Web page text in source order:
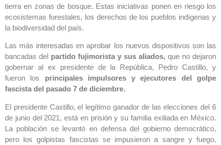
tierra en zonas de bosque. Estas iniciativas ponen en riesgo los
ecosistemas forestales, los derechos de los pueblos indígenas y
la biodiversidad del país.
Las más interesadas en aprobar los nuevos dispositivos son las
bancadas del partido fujimorista y sus aliados, que no dejaron
gobernar al ex presidente de la República, Pedro Castillo, y
fueron los principales impulsores y ejecutores del golpe
fascista del pasado 7 de diciembre.
El presidente Castillo, el legítimo ganador de las elecciones del 6
de junio del 2021, está en prisión y su familia exiliada en México.
La población se levantó en defensa del gobierno democrático,
pero los golpistas fascistas se impusieron a sangre y fuego,